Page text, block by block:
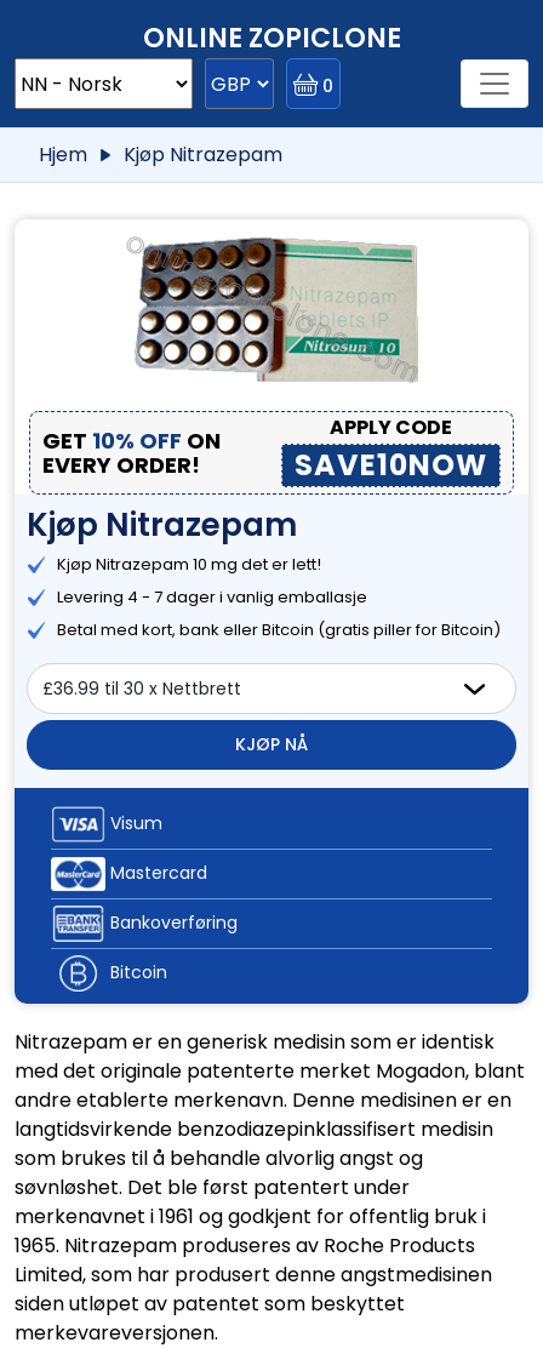
ONLINE ZOPICLONE
0
Hjem Kjøp Nitrazepam
GET 10% OFF ON
EVERY ORDER!
APPLY CODE
SAVE10NOW
Kjøp Nitrazepam
Kjøp Nitrazepam 10 mg det er lett!
Levering 4 - 7 dager i vanlig emballasje
Betal med kort, bank eller Bitcoin (gratis piller for Bitcoin)
KJØP NÅ
Visum
Mastercard
Bankoverføring
Bitcoin
Nitrazepam er en generisk medisin som er identisk
med det originale patenterte merket Mogadon, blant
andre etablerte merkenavn. Denne medisinen er en
langtidsvirkende benzodiazepinklassifisert medisin
som brukes til å behandle alvorlig angst og
søvnløshet. Det ble først patentert under
merkenavnet i 1961 og godkjent for offentlig bruk i
1965. Nitrazepam produseres av Roche Products
Limited, som har produsert denne angstmedisinen
siden utløpet av patentet som beskyttet
merkevareversjonen.